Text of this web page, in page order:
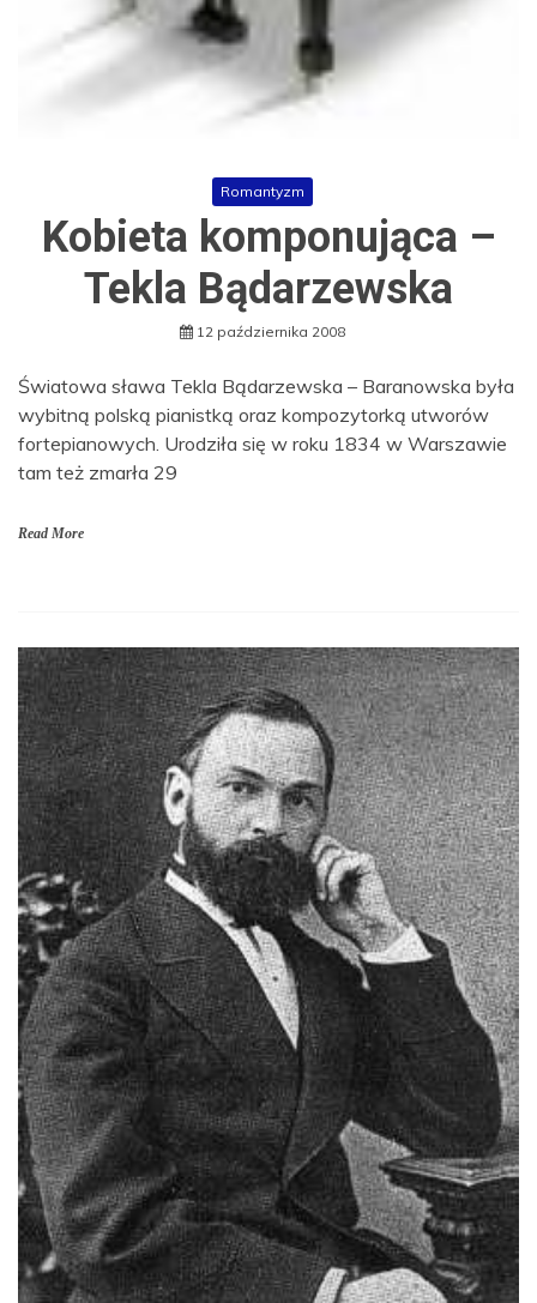
Romantyzm
Kobieta komponująca –
Tekla Bądarzewska
12 października 2008
Światowa sława Tekla Bądarzewska – Baranowska była
wybitną polską pianistką oraz kompozytorką utworów
fortepianowych. Urodziła się w roku 1834 w Warszawie
tam też zmarła 29
Read More